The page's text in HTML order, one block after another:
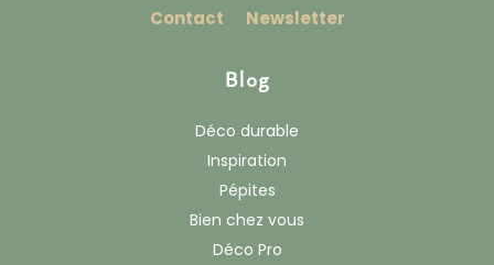
Contact Newsletter
Blog
Déco durable
Inspiration
Pépites
Bien chez vous
Déco Pro